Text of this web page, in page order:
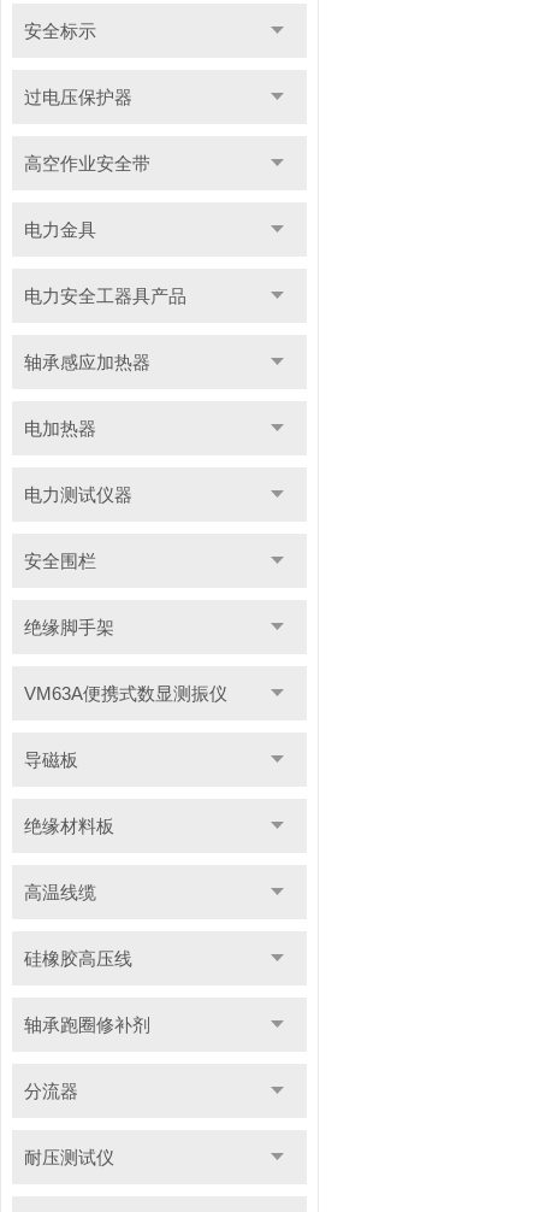
安全标示
过电压保护器
高空作业安全带
电力金具
电力安全工器具产品
轴承感应加热器
电加热器
电力测试仪器
安全围栏
绝缘脚手架
VM63A便携式数显测振仪
导磁板
绝缘材料板
高温线缆
硅橡胶高压线
轴承跑圈修补剂
分流器
耐压测试仪